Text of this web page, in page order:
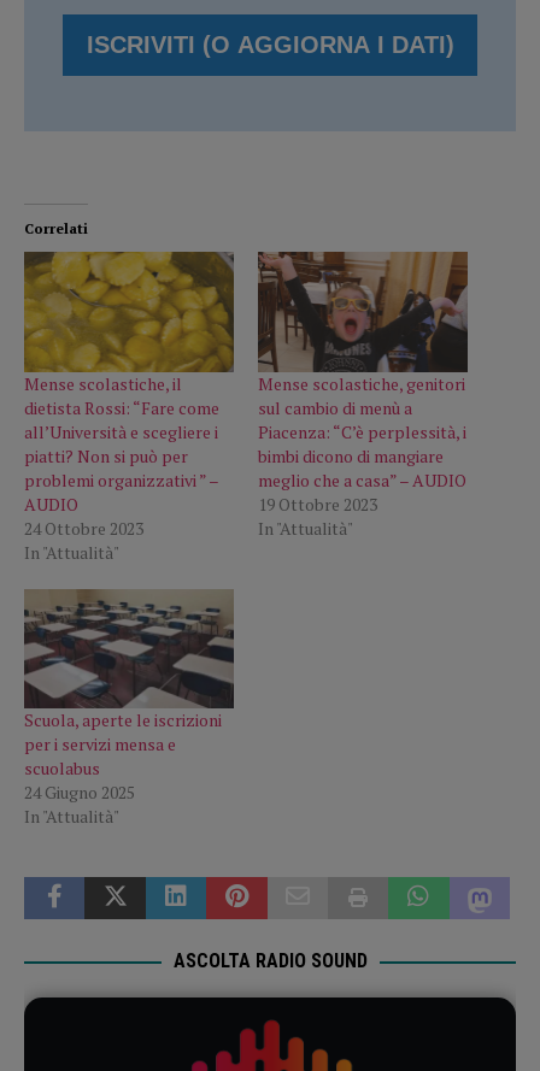
Correlati
Mense scolastiche, il
dietista Rossi: “Fare come
all’Università e scegliere i
piatti? Non si può per
problemi organizzativi ” –
AUDIO
24 Ottobre 2023
In "Attualità"
Mense scolastiche, genitori
sul cambio di menù a
Piacenza: “C’è perplessità, i
bimbi dicono di mangiare
meglio che a casa” – AUDIO
19 Ottobre 2023
In "Attualità"
Scuola, aperte le iscrizioni
per i servizi mensa e
scuolabus
24 Giugno 2025
In "Attualità"
ASCOLTA RADIO SOUND